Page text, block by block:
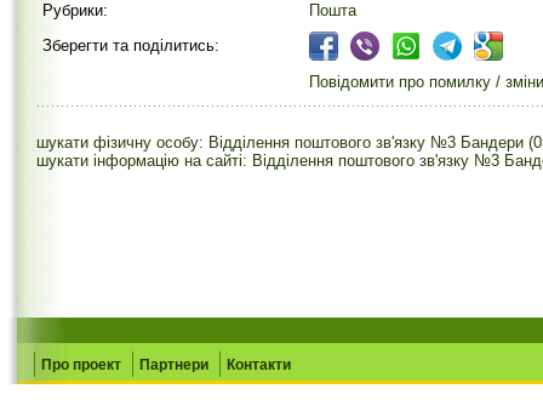
Рубрики:
Пошта
Зберегти та поділитись:
Повідомити про помилку / зміни
шукати фізичну особу: Відділення поштового зв'язку №3 Бандери
шукати інформацію на сайті: Відділення поштового зв'язку №3
Про проект Партнери Контакти